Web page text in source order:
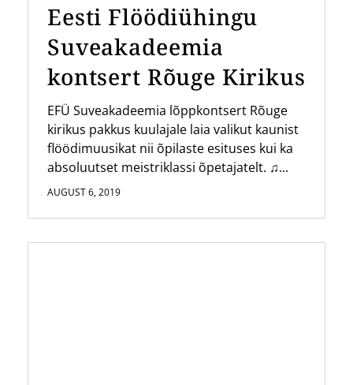
Eesti Flöödiühingu
Suveakadeemia
kontsert Rõuge Kirikus
EFÜ Suveakadeemia lõppkontsert Rõuge
kirikus pakkus kuulajale laia valikut kaunist
flöödimuusikat nii õpilaste esituses kui ka
absoluutset meistriklassi õpetajatelt. ♫...
AUGUST 6, 2019